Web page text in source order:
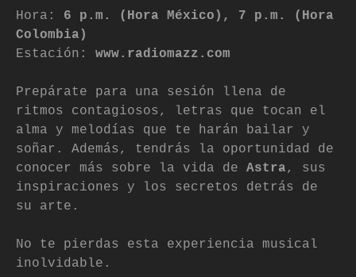
Hora: 6 p.m. (Hora México), 7 p.m. (Hora
Colombia)
Estación: www.radiomazz.com
Prepárate para una sesión llena de
ritmos contagiosos, letras que tocan el
alma y melodías que te harán bailar y
soñar. Además, tendrás la oportunidad de
conocer más sobre la vida de Astra, sus
inspiraciones y los secretos detrás de
su arte.
No te pierdas esta experiencia musical
inolvidable.